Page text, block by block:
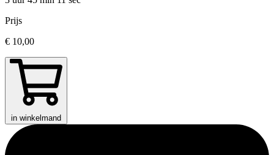
Prijs
€ 10,00
in winkelmand